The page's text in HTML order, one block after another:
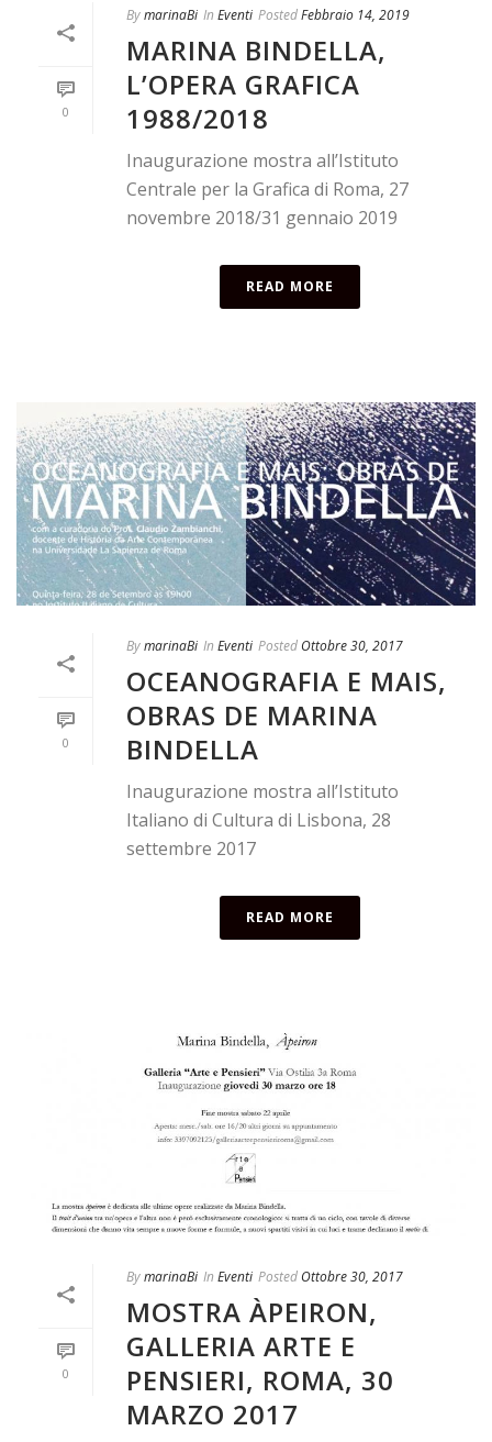
0
BymarinaBi In Eventi PostedFebbraio 14, 2019
MARINA BINDELLA,
L’OPERA GRAFICA
1988/2018
Inaugurazione mostra all’Istituto
Centrale per la Grafica di Roma, 27
novembre 2018/31 gennaio 2019
READ MORE
0
BymarinaBi In Eventi Posted Ottobre 30, 2017
OCEANOGRAFIA E MAIS,
OBRAS DE MARINA
BINDELLA
Inaugurazione mostra all’Istituto
Italiano di Cultura di Lisbona, 28
settembre 2017
READ MORE
0
BymarinaBi In Eventi Posted Ottobre 30, 2017
MOSTRA ÀPEIRON,
GALLERIA ARTE E
PENSIERI, ROMA, 30
MARZO 2017